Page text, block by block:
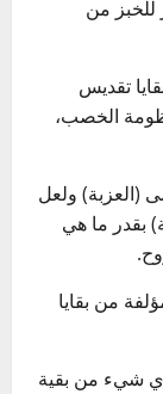
للخبز من
تقديس
الخصب،
(العزبة) ولعل
بقدر ما هي
من بقايا
شيء من بقية